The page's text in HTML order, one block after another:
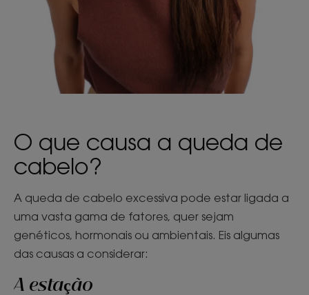
O que causa a queda de
cabelo?
A queda de cabelo excessiva pode estar ligada a
uma vasta gama de fatores, quer sejam
genéticos, hormonais ou ambientais. Eis algumas
das causas a considerar:
A estação